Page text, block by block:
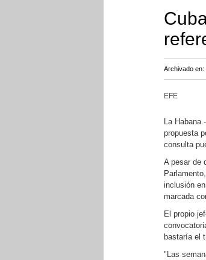
Archivado en:
EFE
La
propuesta
consulta
A pesar de
inclusión
marcada
El propio
bastaría el
"Las